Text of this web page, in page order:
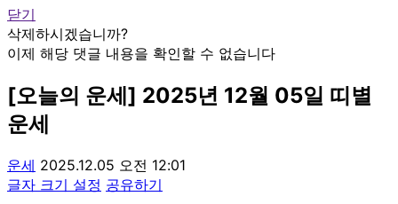
닫기
삭제하시겠습니까?
이제 해당 댓글 내용을 확인할 수 없습니다
[오늘의 운세] 2025년 12월 05일 띠별
운세
운세 2025.12.05 오전 12:01
글자 크기 설정 공유하기